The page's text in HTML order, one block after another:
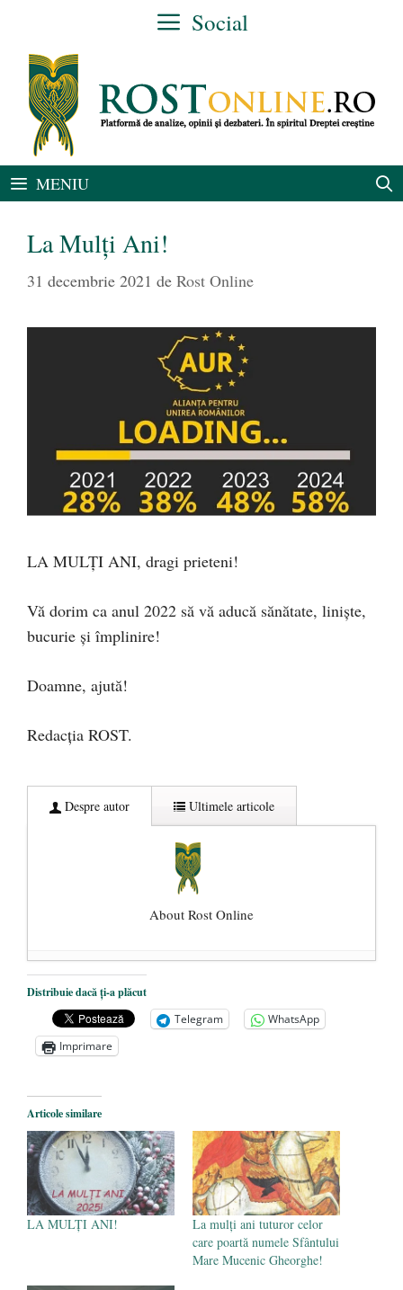
conținut
Social
MENIU
La Mulți Ani!
31 decembrie 2021 de Rost Online
LA MULȚI ANI, dragi prieteni!
Vă dorim ca anul 2022 să vă aducă sănătate, liniște,
bucurie și împlinire!
Doamne, ajută!
Redacția ROST.
Despre autor Ultimele articole
About Rost Online
Dezvăluiri cutremurătoare despre
președintele Ucrainei, Volodymyr
Zelensky
- 13 mai 2026
Statul care servește Națiunea
Legea Vexler produce efecte. Bustul
poetului Octavian Goga, înlăturat din Iași
- 16 aprilie 2026
Distribuie dacă ți-a plăcut
Telegram
WhatsApp
Imprimare
Articole similare
LA MULȚI ANI!
La mulți ani tuturor celor
care poartă numele Sfântului
Mare Mucenic Gheorghe!